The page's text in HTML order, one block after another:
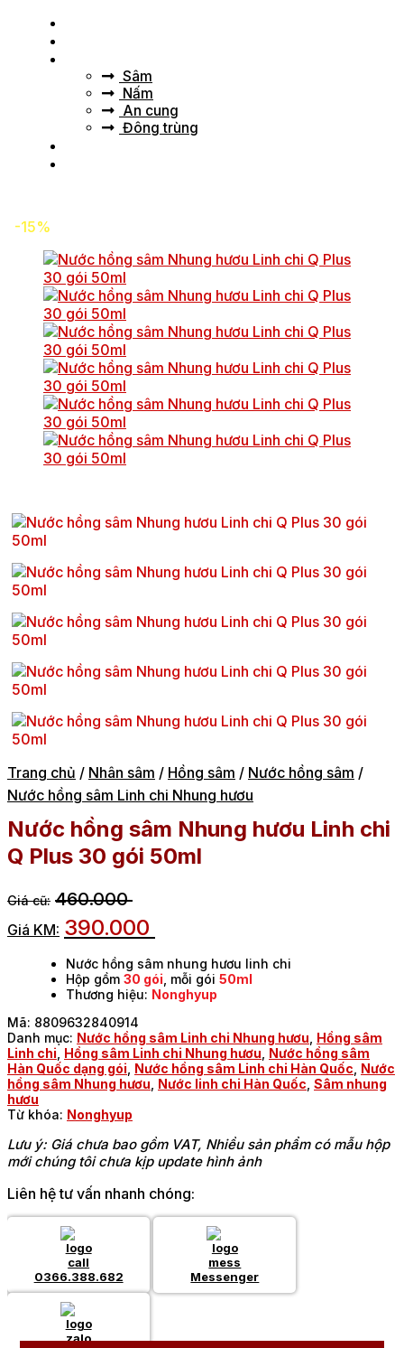
Sâm
Nấm
An cung
Đông trùng
-15%
Trang chủ / Nhân sâm / Hồng sâm / Nước hồng sâm /
Nước hồng sâm Linh chi Nhung hươu
Nước hồng sâm Nhung hươu Linh chi
Q Plus 30 gói 50ml
460.000
390.000
Nước hồng sâm nhung hươu linh chi
Hộp gồm 30 gói , mỗi gói 50ml
Thương hiệu: Nonghyup
Mã: 8809632840914
Danh mục: Nước hồng sâm Linh chi Nhung hươu Hồng sâm
Linh chi Hồng sâm Linh chi Nhung hươu Nước hồng sâm
Hàn Quốc dạng gói Nước hồng sâm Linh chi Hàn Quốc Nước
hồng sâm Nhung hươu Nước linh chi Hàn Quốc Sâm nhung
hươu
Từ khóa: Nonghyup
Lưu ý: Giá chưa bao gồm VAT, Nhiều sản phẩm có mẫu hộp
mới chúng tôi chưa kịp update hình ảnh
Liên hệ tư vấn nhanh chóng:
0366.388.682 Messenger